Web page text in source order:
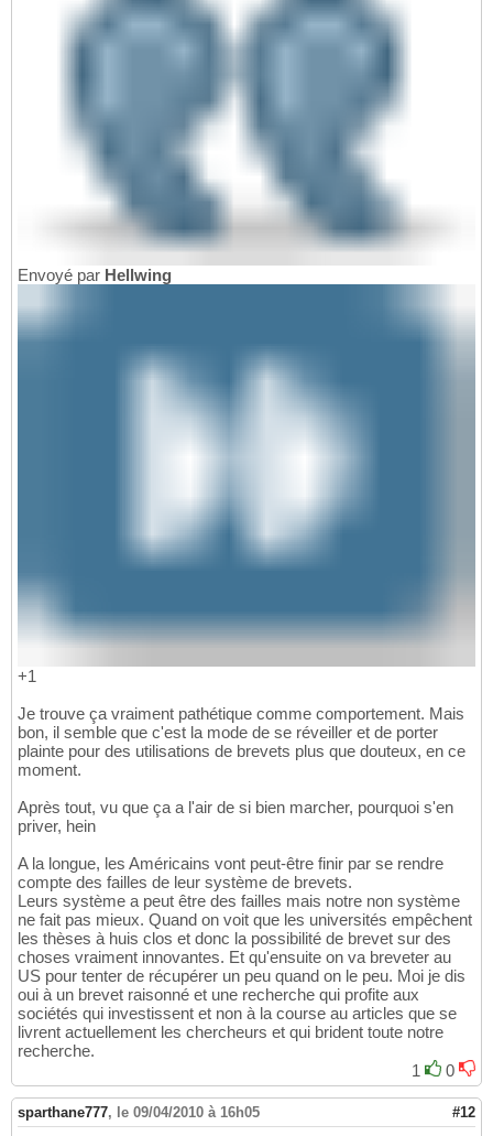
Envoyé par Hellwing
+1
Je trouve ça vraiment pathétique comme comportement. Mais
bon, il semble que c'est la mode de se réveiller et de porter
plainte pour des utilisations de brevets plus que douteux, en ce
moment.
Après tout, vu que ça a l'air de si bien marcher, pourquoi s'en
priver, hein
A la longue, les Américains vont peut-être finir par se rendre
compte des failles de leur système de brevets.
Leurs système a peut être des failles mais notre non système
ne fait pas mieux. Quand on voit que les universités empêchent
les thèses à huis clos et donc la possibilité de brevet sur des
choses vraiment innovantes. Et qu'ensuite on va breveter au
US pour tenter de récupérer un peu quand on le peu. Moi je dis
oui à un brevet raisonné et une recherche qui profite aux
sociétés qui investissent et non à la course au articles que se
livrent actuellement les chercheurs et qui brident toute notre
recherche.
1
0
sparthane777, le 09/04/2010 à 16h05 #12